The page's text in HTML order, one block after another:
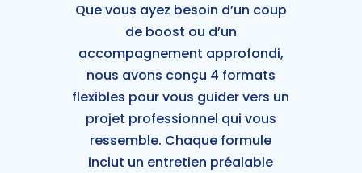
Que vous ayez besoin d’un coup
de boost ou d’un
accompagnement approfondi,
nous avons conçu 4 formats
flexibles pour vous guider vers un
projet professionnel qui vous
ressemble. Chaque formule
inclut un entretien préalable